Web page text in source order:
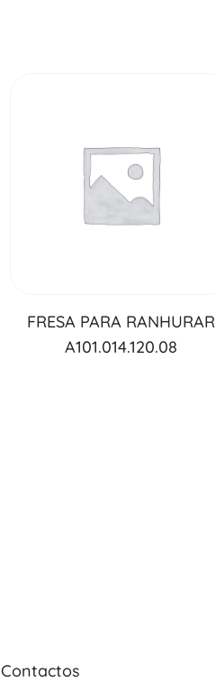
FRESA PARA RANHURAR
A101.014.120.08
Contactos